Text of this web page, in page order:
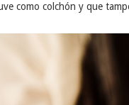
como colchón y que